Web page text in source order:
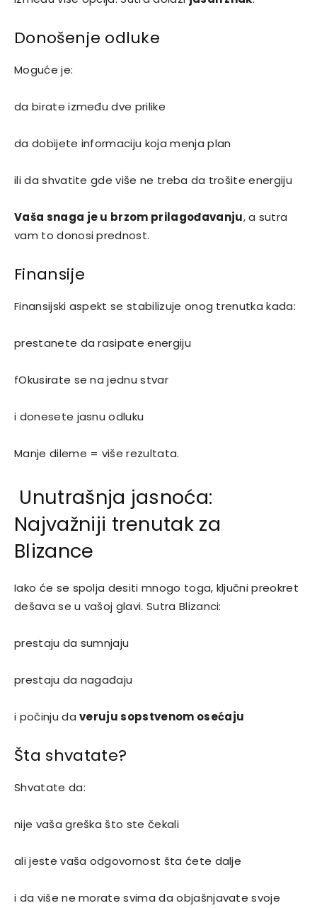
Donošenje odluke
Moguće je:
da birate između dve prilike
da dobijete informaciju koja menja plan
ili da shvatite gde više ne treba da trošite energiju
Vaša snaga je u brzom prilagođavanju, a sutra
vam to donosi prednost.
Finansije
Finansijski aspekt se stabilizuje onog trenutka kada:
prestanete da rasipate energiju
fOkusirate se na jednu stvar
i donesete jasnu odluku
Manje dileme = više rezultata.
Unutrašnja jasnoća:
Najvažniji trenutak za
Blizance
Iako će se spolja desiti mnogo toga, ključni preokret
dešava se u vašoj glavi. Sutra Blizanci:
prestaju da sumnjaju
prestaju da nagađaju
i počinju daveruju sopstvenom osećaju
Šta shvatate?
Shvatate da:
nije vaša greška što ste čekali
ali jeste vaša odgovornost šta ćete dalje
i da više ne morate svima da objašnjavate svoje